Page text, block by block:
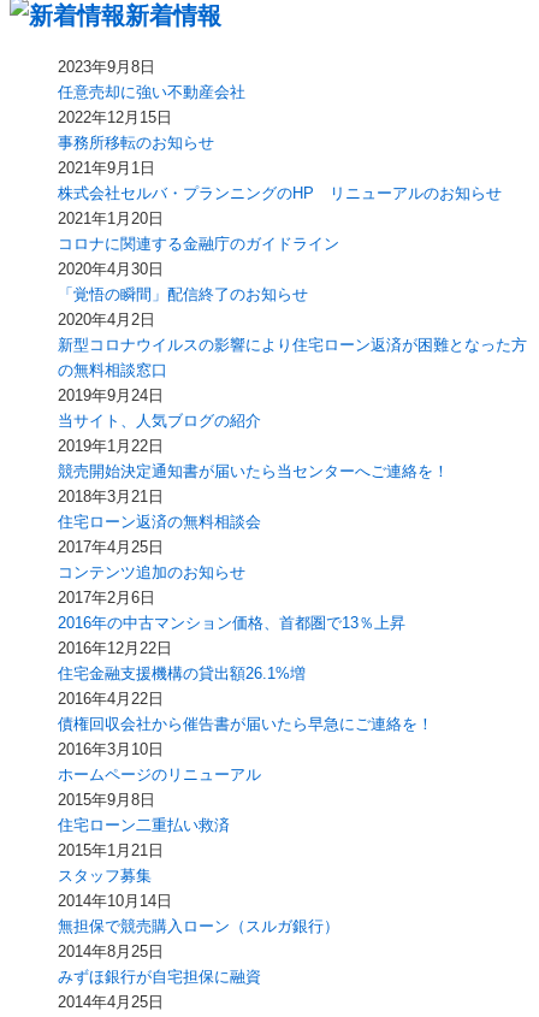
新着情報
2023年9月8日
任意売却に強い不動産会社
2022年12月15日
事務所移転のお知らせ
2021年9月1日
株式会社セルバ・プランニングのHP リニューアルのお知らせ
2021年1月20日
コロナに関連する金融庁のガイドライン
2020年4月30日
「覚悟の瞬間」配信終了のお知らせ
2020年4月2日
新型コロナウイルスの影響により住宅ローン返済が困難となった方
の無料相談窓口
2019年9月24日
当サイト、人気ブログの紹介
2019年1月22日
競売開始決定通知書が届いたら当センターへご連絡を！
2018年3月21日
住宅ローン返済の無料相談会
2017年4月25日
コンテンツ追加のお知らせ
2017年2月6日
2016年の中古マンション価格、首都圏で13％上昇
2016年12月22日
住宅金融支援機構の貸出額26.1%増
2016年4月22日
債権回収会社から催告書が届いたら早急にご連絡を！
2016年3月10日
ホームページのリニューアル
2015年9月8日
住宅ローン二重払い救済
2015年1月21日
スタッフ募集
2014年10月14日
無担保で競売購入ローン（スルガ銀行）
2014年8月25日
みずほ銀行が自宅担保に融資
2014年4月25日